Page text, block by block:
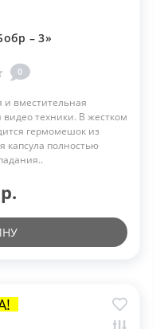
– 3»
0
и вместительная
техники. В жестком
гермомешок из
капсула полностью